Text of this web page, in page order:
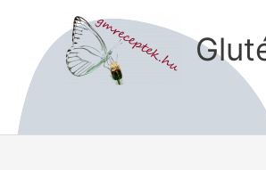
content